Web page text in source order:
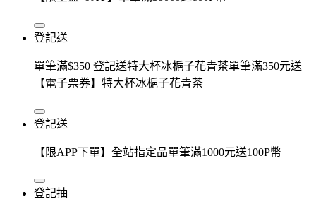
登記送
單筆滿$350 登記送特大杯冰梔子花青茶單筆滿350元送
【電子票券】特大杯冰梔子花青茶
登記送
【限APP下單】全站指定品單筆滿1000元送100P幣
登記抽